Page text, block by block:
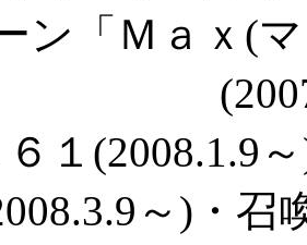
ン「Ｍａｘ(
１(2008.1.9
～)・召